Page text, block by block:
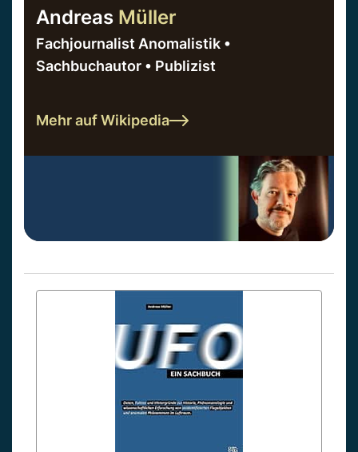
Andreas Müller
Fachjournalist Anomalistik •
Sachbuchautor • Publizist
Mehr auf Wikipedia